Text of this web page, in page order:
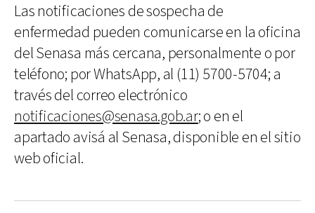
Las notificaciones de sospecha de
enfermedad pueden comunicarse en la oficina
del Senasa más cercana, personalmente o por
teléfono; por WhatsApp, al (11) 5700-5704; a
través del correo electrónico
notificaciones@senasa.gob.ar; o en el
apartado avisá al Senasa, disponible en el sitio
web oficial.